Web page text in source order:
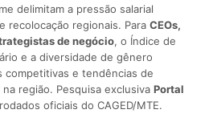
delimitam a pressão salarial
recolocação regionais. Para CEOs,
de negócio, o Índice de
e a diversidade de gênero
competitivas e tendências de
região. Pesquisa exclusiva Portal
oficiais do CAGED/MTE.